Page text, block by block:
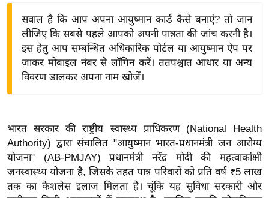
द्यो
वि
शे
ष
ज्ञ
रा
सवाल है कि आप अपना आयुष्मान कार्ड कैसे बनाएं? तो जान
लीजिए कि सबसे पहले आपको अपनी पात्रता की जांच करनी है।
इस हेतु आप सम्बन्धित अधिकारिक पोर्टल या आयुष्मान ऐप पर
जाकर मोबाइल नंबर से लॉगिन करें। ततपश्चात आधार या अन्य
विवरण डालकर अपना नाम खोजें।
भारत सरकार की राष्ट्रीय स्वास्थ्य प्राधिकरण (National Health
Authority) द्वारा संचालित "आयुष्मान भारत-प्रधानमंत्री जन आरोग्य
योजना" (AB-PMJAY) प्रधानमंत्री नरेंद्र मोदी की महत्वाकांक्षी
जनस्वास्थ्य योजना है, जिसके तहत पात्र परिवारों को प्रति वर्ष ₹5 लाख
तक का कैशलेस इलाज मिलता है। चूंकि यह सुविधा सरकारी और